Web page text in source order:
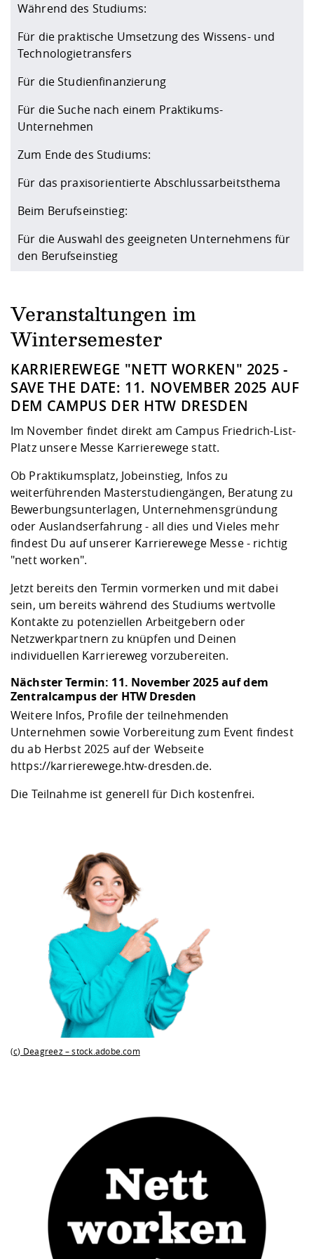
Vorbereitung auf das Studium
Checkliste zum Studienstart
Studien- und
Prüfungsordnungen
Studienbegleitung Mathematik
und Physik
Digitales Lernen und KI
Fremdsprachen
Jobs, Praktika, Diplomarbeiten
Studieren in besonderen
Lebenslagen oder Notlagen
Studentenwerk Dresden
Angebote der Agentur für
Lehren, Forschen und
Weiterbilden im Ausland
Formulare und Dokumente
Internationale Tage
Formulare und Dokumente
Forschungszentrum ZAFT
FIS -
Forschungsinformationsystem
Prototyping und LabX
Gründung und Startup Service
Kooperationen und Netzwerke
Kontakt & Beratung
Chancengleichheit
Hochschulgesundheit
Klimaschutz & Nachhaltigkeit
Förderverein
Gremien und Vertretungen
Informatik/Mathematik
Landbau/Umwelt/Chemie
Maschinenbau
Wirtschaftswissenschaften
Studiengangentwicklung
Unternehmen
Beschaffungsvorhaben
Während des Studiums:
Für die praktische Umsetzung des Wissens- und
Technologietransfers
Für die Studienfinanzierung
Für die Suche nach einem Praktikums-
Unternehmen
Zum Ende des Studiums:
Für das praxisorientierte Abschlussarbeitsthema
Beim Berufseinstieg:
Für die Auswahl des geeigneten Unternehmens für
den Berufseinstieg
Veranstaltungen im
Wintersemester
KARRIEREWEGE "NETT WORKEN" 2025 -
SAVE THE DATE: 11. NOVEMBER 2025 AUF
DEM CAMPUS DER HTW DRESDEN
Im November findet direkt am Campus Friedrich-List-
Platz unsere Messe Karrierewege statt.
Ob Praktikumsplatz, Jobeinstieg, Infos zu
weiterführenden Masterstudiengängen, Beratung zu
Bewerbungsunterlagen, Unternehmensgründung
oder Auslandserfahrung - all dies und Vieles mehr
findest Du auf unserer Karrierewege Messe - richtig
"nett worken".
Jetzt bereits den Termin vormerken und mit dabei
sein, um bereits während des Studiums wertvolle
Kontakte zu potenziellen Arbeitgebern oder
Netzwerkpartnern zu knüpfen und Deinen
individuellen Karriereweg vorzubereiten.
Nächster Termin: 11. November 2025 auf dem
Zentralcampus der HTW Dresden
Weitere Infos, Profile der teilnehmenden
Unternehmen sowie Vorbereitung zum Event findest
du ab Herbst 2025 auf der Webseite
https://karrierewege.htw-dresden.de.
Die Teilnahme ist generell für Dich kostenfrei.
(c) Deagreez – stock.adobe.com